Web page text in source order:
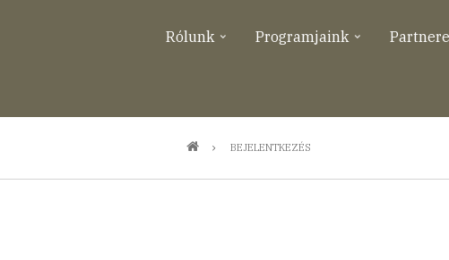
Rólunk Programjaink
BEJELENTKEZÉS